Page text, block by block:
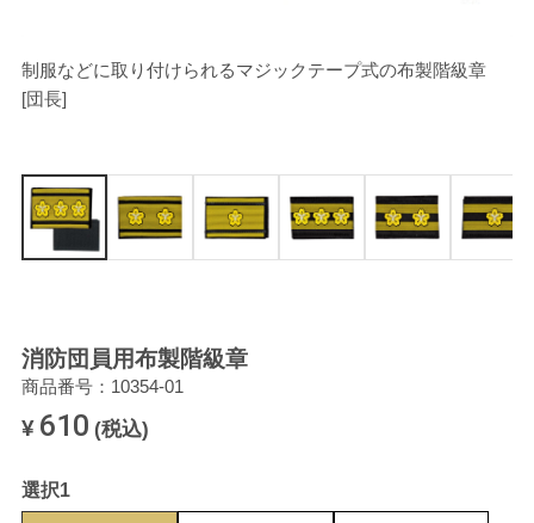
制服などに取り付けられるマジックテープ式の布製階級章
[団長]
消防団員用布製階級章
商品番号：10354-01
¥ 610 (税込)
選択1